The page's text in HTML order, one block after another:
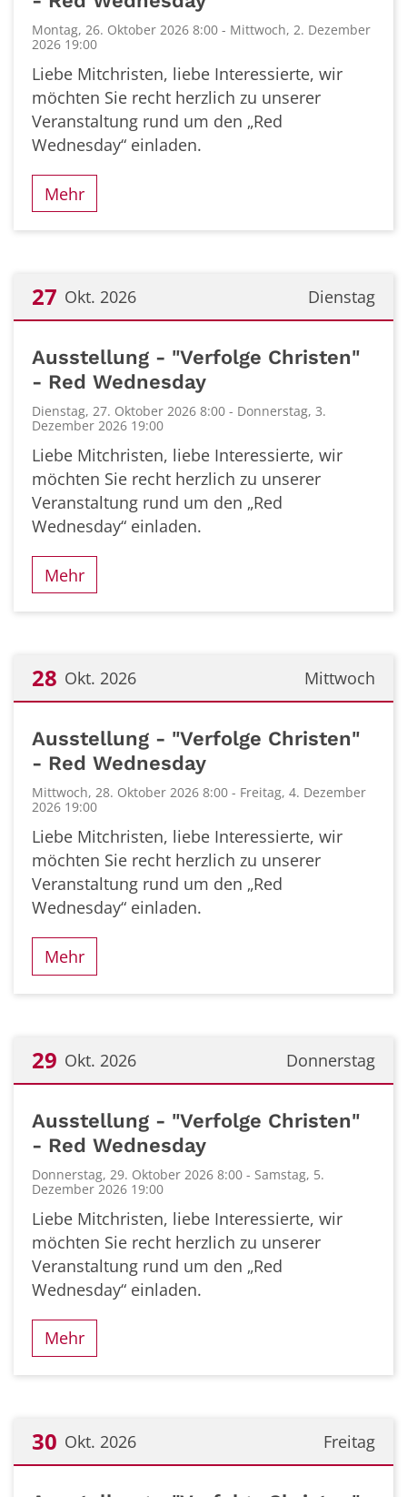
Montag, 26. Oktober 2026 8:00 - Mittwoch, 2. Dezember
2026 19:00
Liebe Mitchristen, liebe Interessierte, wir
möchten Sie recht herzlich zu unserer
Veranstaltung rund um den „Red
Wednesday“ einladen.
Mehr
Dienstag
27 Okt. 2026
Ausstellung - "Verfolge Christen"
- Red Wednesday
Dienstag, 27. Oktober 2026 8:00 - Donnerstag, 3.
Dezember 2026 19:00
Liebe Mitchristen, liebe Interessierte, wir
möchten Sie recht herzlich zu unserer
Veranstaltung rund um den „Red
Wednesday“ einladen.
Mehr
Mittwoch
28 Okt. 2026
Ausstellung - "Verfolge Christen"
- Red Wednesday
Mittwoch, 28. Oktober 2026 8:00 - Freitag, 4. Dezember
2026 19:00
Liebe Mitchristen, liebe Interessierte, wir
möchten Sie recht herzlich zu unserer
Veranstaltung rund um den „Red
Wednesday“ einladen.
Mehr
Donnerstag
29 Okt. 2026
Ausstellung - "Verfolge Christen"
- Red Wednesday
Donnerstag, 29. Oktober 2026 8:00 - Samstag, 5.
Dezember 2026 19:00
Liebe Mitchristen, liebe Interessierte, wir
möchten Sie recht herzlich zu unserer
Veranstaltung rund um den „Red
Wednesday“ einladen.
Mehr
Freitag
30 Okt. 2026